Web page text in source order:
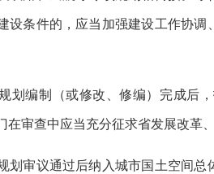
设条件的，应当加强建设工作协
制（或修改、修编）完成后，
在审查中应当充分征求省发展改革
议通过后纳入城市国土空间总